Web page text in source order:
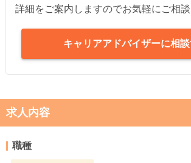
詳細をご案内しますのでお気軽にご相談
キャリアアドバイザーに相
求人内容
職種